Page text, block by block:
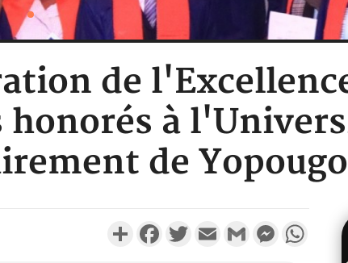
de
honorés à
de
PartagerFacebookTwitterEmail Gmail Messenger